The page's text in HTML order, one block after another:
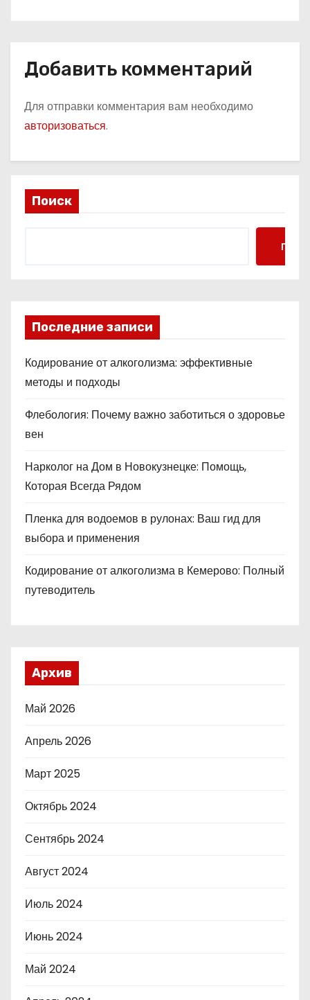
Добавить комментарий
Для отправки комментария вам необходимо
авторизоваться.
Поиск
Поиск
Последние записи
Кодирование от алкоголизма: эффективные
методы и подходы
Флебология: Почему важно заботиться о здоровье
вен
Нарколог на Дом в Новокузнецке: Помощь,
Которая Всегда Рядом
Пленка для водоемов в рулонах: Ваш гид для
выбора и применения
Кодирование от алкоголизма в Кемерово: Полный
путеводитель
Архив
Май 2026
Апрель 2026
Март 2025
Октябрь 2024
Сентябрь 2024
Август 2024
Июль 2024
Июнь 2024
Май 2024